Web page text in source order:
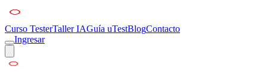
Curso TesterTaller IAGuía uTestBlogContacto
Ingresar